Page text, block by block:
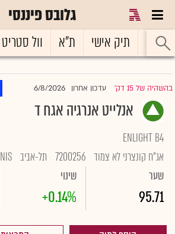
גלובס פיננסי
ראשי תיק אישי ת"א וול סטריט
בהשהיה של 15 דק' |עדכון אחרון 6/8/2026
אנלייט אנרגיה אגח ד
ENLIGHT B4
אג"ח קונצרני לא צמוד 7200256 תל-אביב NIS
שער
95.71
שינוי
+0.14%